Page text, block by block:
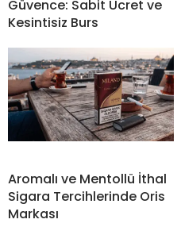
Güvence: Sabit Ücret ve
Kesintisiz Burs
Aromalı ve Mentollü İthal
Sigara Tercihlerinde Oris
Markası